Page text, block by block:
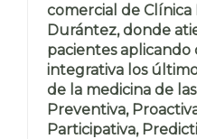
comercial de Clínica
Durántez, donde
pacientes aplicando
integrativa los
de la medicina de las
Preventiva,
Participativa,